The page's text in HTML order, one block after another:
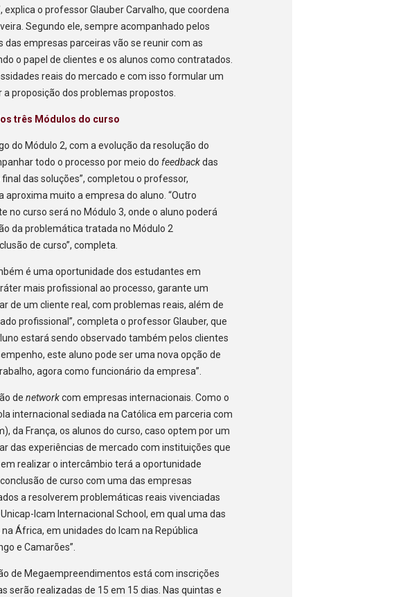
o professor Glauber Carvalho, que coordena
Segundo ele, sempre acompanhado pelos
empresas parceiras vão se reunir com as
o papel de clientes e os alunos como contratados.
reais do mercado e com isso formular um
proposição dos problemas propostos.
três Módulos do curso
do Módulo 2, com a evolução da resolução do
todo o processo por meio do feedbackdas
das soluções”, completou o professor,
muito a empresa do aluno. “Outro
no curso será no Módulo 3, onde o aluno poderá
da problemática tratada no Módulo 2
de curso”, completa.
é uma oportunidade dos estudantes em
mais profissional ao processo, garante um
de um cliente real, com problemas reais, além de
profissional”, completa o professor Glauber, que
estará sendo observado também pelos clientes
este aluno pode ser uma nova opção de
agora como funcionário da empresa”.
denetworkcom empresas internacionais. Como o
internacional sediada na Católica em parceria com
da França, os alunos do curso, caso optem por um
das experiências de mercado com instituições que
realizar o intercâmbio terá a oportunidade
de curso com uma das empresas
a resolverem problemáticas reais vivenciadas
Icam Internacional School, em qual uma das
África, em unidades do Icam na República
e Camarões”.
de Megaempreendimentos está com inscrições
serão realizadas de 15 em 15 dias. Nas quintas e